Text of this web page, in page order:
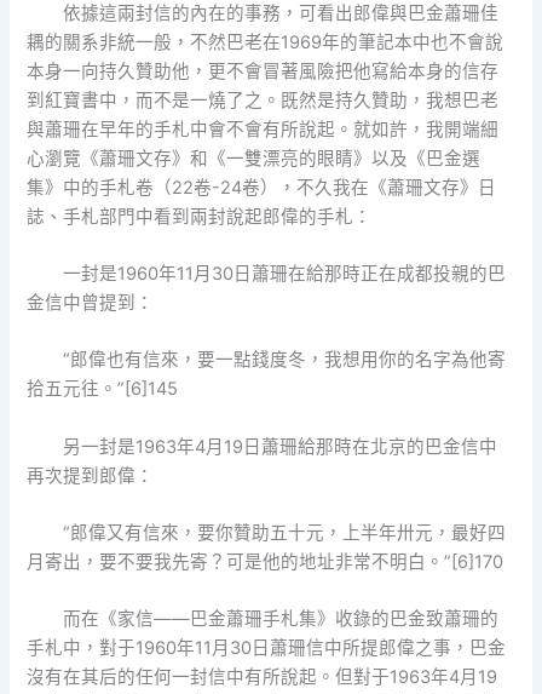
依據這兩封信的內在的事務，可看出郎偉與巴金蕭珊佳
耦的關系非統一般，不然巴老在1969年的筆記本中也不會說
本身一向持久贊助他，更不會冒著風險把他寫給本身的信存
到紅寶書中，而不是一燒了之。既然是持久贊助，我想巴老
與蕭珊在早年的手札中會不會有所說起。就如許，我開端細
心瀏覽《蕭珊文存》和《一雙漂亮的眼睛》以及《巴金選
集》中的手札卷（22卷-24卷），不久我在《蕭珊文存》日
誌、手札部門中看到兩封說起郎偉的手札：
一封是1960年11月30日蕭珊在給那時正在成都投親的巴
金信中曾提到：
“郎偉也有信來，要一點錢度冬，我想用你的名字為他寄
拾五元往。”[6]145
另一封是1963年4月19日蕭珊給那時在北京的巴金信中
再次提到郎偉：
“郎偉又有信來，要你贊助五十元，上半年卅元，最好四
月寄出，要不要我先寄？可是他的地址非常不明白。”[6]170
而在《家信——巴金蕭珊手札集》收錄的巴金致蕭珊的
手札中，對于1960年11月30日蕭珊信中所提郎偉之事，巴金
沒有在其后的任何一封信中有所說起。但對于1963年4月19